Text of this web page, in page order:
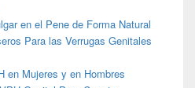
en el Pene de Forma Natural
Para las Verrugas Genitales
en Mujeres y en Hombres